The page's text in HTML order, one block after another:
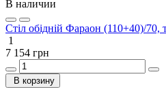
В наличии
Стіл обідній Фараон (110+40)/70,
1
7 154 грн
В корзину